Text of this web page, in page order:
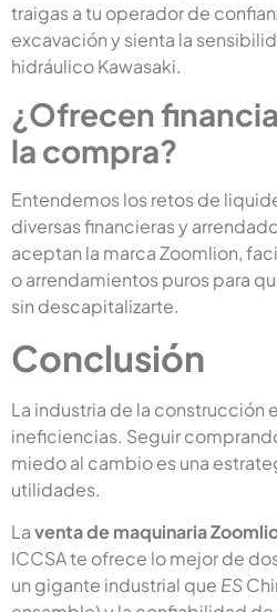
traigas a tu operador de
excavación y sienta la
hidráulico Kawasaki.
¿Ofrecen
la compra?
Entendemos los retos de
diversas financieras y
aceptan la marca Zoomlion,
o arrendamientos puros para
sin descapitalizarte.
Conclusión
La industria de la construcción
ineficiencias. Seguir
miedo al cambio es una
utilidades.
Laventa de maquinaria
ICCSA te ofrece lo mejor de
un gigante industrial que ES